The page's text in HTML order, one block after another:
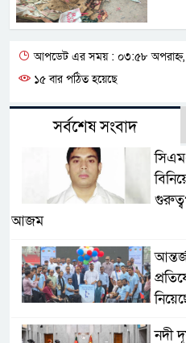
আপডেট এর সময় : ০৩:৫৮ অপরাহ্ন,
১৫ বার পঠিত হয়েছে
সর্বশেষ সংবাদ
আজম
নদী